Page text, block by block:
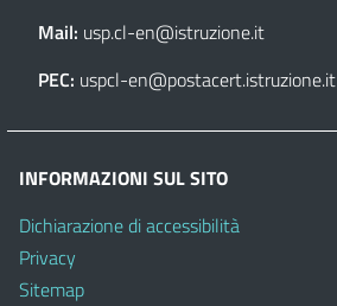
Mail: usp.cl-en@istruzione.it
PEC: uspcl-en@postacert.istruzione.it
INFORMAZIONI SUL SITO
Dichiarazione di accessibilità
Privacy
Sitemap